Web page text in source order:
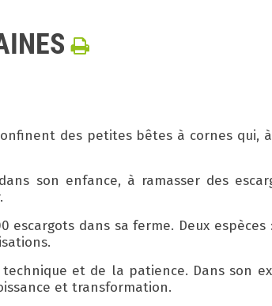
des petites bêtes à cornes qui,
son enfance, à ramasser des
escargots dans sa ferme. Deux espèces
technique et de la patience. Dans
et transformation.